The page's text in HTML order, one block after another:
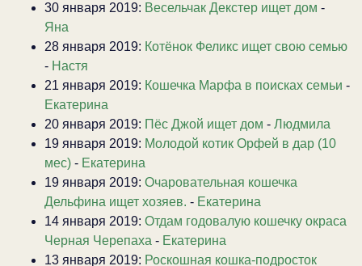
30 января 2019: Весельчак Декстер ищет дом -
Яна
28 января 2019: Котёнок Феликс ищет свою семью
- Настя
21 января 2019: Кошечка Марфа в поисках семьи -
Екатерина
20 января 2019: Пёс Джой ищет дом - Людмила
19 января 2019: Молодой котик Орфей в дар (10
мес) - Екатерина
19 января 2019: Очаровательная кошечка
Дельфина ищет хозяев. - Екатерина
14 января 2019: Отдам годовалую кошечку окраса
Черная Черепаха - Екатерина
13 января 2019: Роскошная кошка-подросток